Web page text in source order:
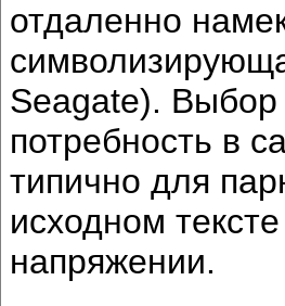
отдаленно
Seagate). Выбор
потребность в
типично для
исходном
напряжении.